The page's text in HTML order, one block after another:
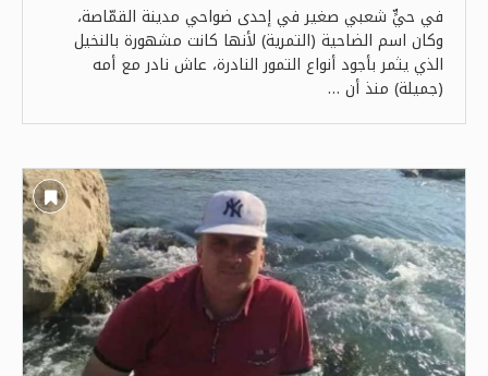
في حيٍّ شعبي صغير في إحدى ضواحي مدينة القمّاصة،
وكان اسم الضاحية (التمرية) لأنها كانت مشهورة بالنخيل
الذي يثمر بأجود أنواع التمور النادرة، عاش نادر مع أمه
(جميلة) منذ أن …